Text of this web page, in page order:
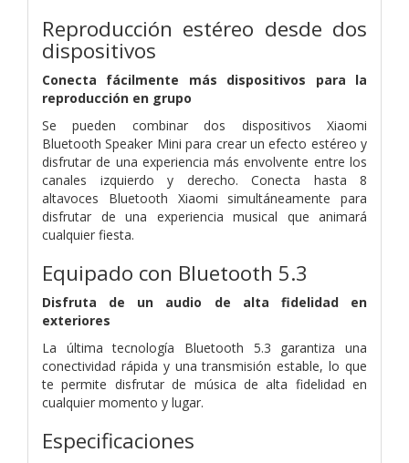
Reproducción estéreo desde dos
dispositivos
Conecta fácilmente más dispositivos para la
reproducción en grupo
Se pueden combinar dos dispositivos Xiaomi
Bluetooth Speaker Mini para crear un efecto estéreo y
disfrutar de una experiencia más envolvente entre los
canales izquierdo y derecho. Conecta hasta 8
altavoces Bluetooth Xiaomi simultáneamente para
disfrutar de una experiencia musical que animará
cualquier fiesta.
Equipado con Bluetooth 5.3
Disfruta de un audio de alta fidelidad en
exteriores
La última tecnología Bluetooth 5.3 garantiza una
conectividad rápida y una transmisión estable, lo que
te permite disfrutar de música de alta fidelidad en
cualquier momento y lugar.
Especificaciones